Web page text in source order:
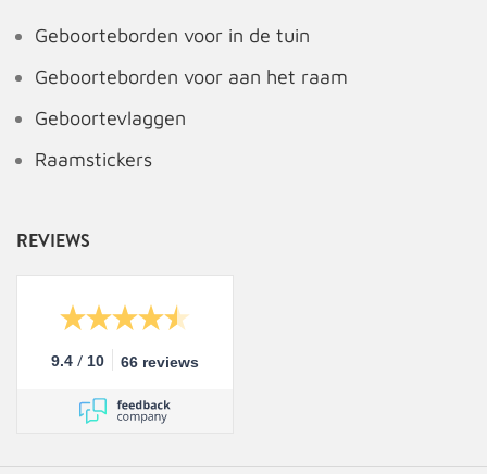
Geboorteborden voor in de tuin
Geboorteborden voor aan het raam
Geboortevlaggen
Raamstickers
REVIEWS
9.4 / 10 66 reviews